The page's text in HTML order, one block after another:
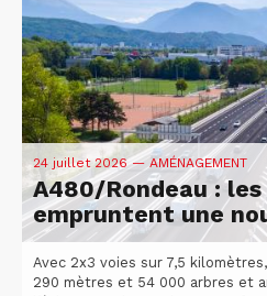
24 juillet 2026— AMÉNAGEMENT
A480/Rondeau :
empruntent une
Avec 2x3 voies sur 7,5
290 mètres et 54 000 arbres et